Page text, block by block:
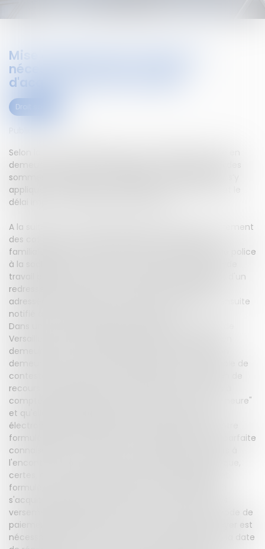
Mise en demeure de l'Urssaf : la
nécessaire mention du délai
d'acquittement d’une dette
Droit social
Selon la Cour de cassation, pour être valable, la mise en
demeure de l'Urssaf doit indiquer la cause, la nature des
sommes réclamées, les majorations et pénalités qui s’y
appliquent, la période à laquelle elles se rapportent et le
délai imparti au débiteur pour se libérer.
A la suite d’un contrôle inopiné de l'union de recouvrement
des cotisations de sécurité sociale et d'allocations
familiales d'Ile-de-France (Urssaf) et des services de police
à la société K. qui a abouti à un constat de situation de
travail dissimulé, une lettre d'observations s'agissant d'un
redressement basé sur une taxation forfaitaire est
adressée à la société par l'Urssaf. Cette dernière a ensuite
notifié à la société une mise en demeure.
Dans un arrêt du 13 septembre 2018, la cour d’appel de
Versailles a rejeté la demande de nullité de la mise en
demeure. Elle a constaté que la lettre valant mise en
demeure porte la mention indiquant qu'il est possuible de
contester cette décision en saisissant la commission de
recours amiable de l'Urssaf "dans un délai d'un mois à
compter de la réception de la présente mise en demeure"
et qu'elle indique les adresses de courrier postal ou
électronique auxquelles les contestations peuvent être
formulées. Elle en a déduit que la société avait une parfaite
connaissance de la voie et des conditions de recours à
l'encontre de cette mise en demeure.Elle a précisé que,
certes, aucun délai de paiement n'est expressément
formulé, mais elle a noté que la société est invitée à
s'acquitter de la somme réclamée "sous réserve des
versements déjà effectués à ce titre, selon votre mode de
paiement habituel".Elle a ajouté que le délai pour payer est
nécessairement, au mieux, d'un mois à compter de la date